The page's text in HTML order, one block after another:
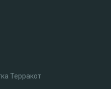
Терракот